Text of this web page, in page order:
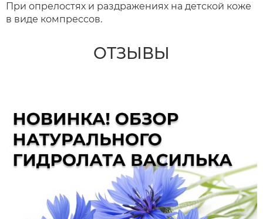
При опрелостях и раздражениях на детской коже
в виде компрессов.
ОТЗЫВЫ